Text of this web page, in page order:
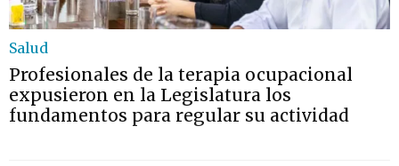
Salud
Profesionales de la terapia ocupacional
expusieron en la Legislatura los
fundamentos para regular su actividad